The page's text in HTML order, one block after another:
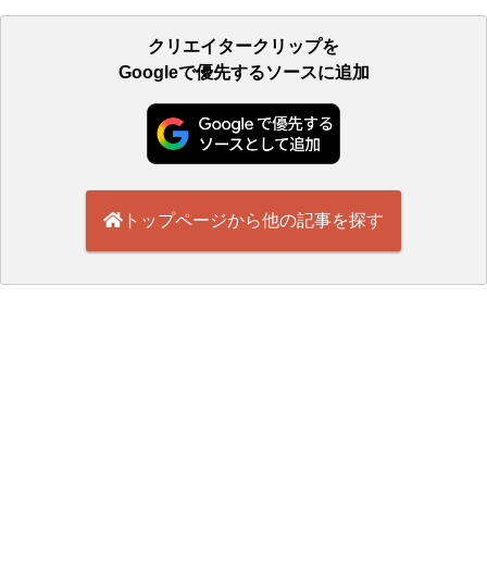
クリエイタークリップを
Googleで優先するソースに追加
トップページから他の記事を探す